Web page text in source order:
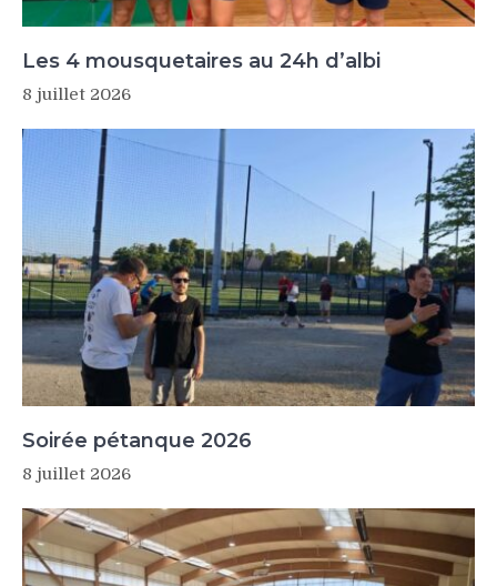
Les 4 mousquetaires au 24h d’albi
8 juillet 2026
Soirée pétanque 2026
8 juillet 2026